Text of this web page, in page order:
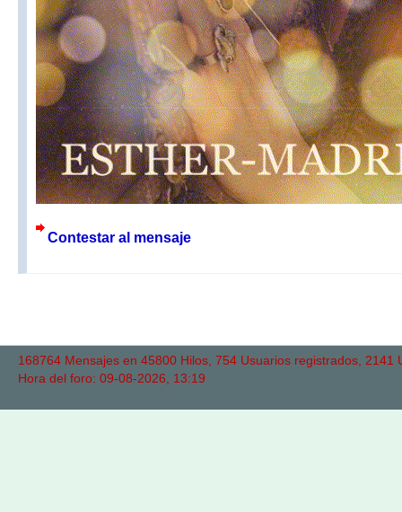
Contestar al mensaje
168764 Mensajes en 45800 Hilos, 754 Usuarios registrados,
Hora del foro: 09-08-2026, 13:19